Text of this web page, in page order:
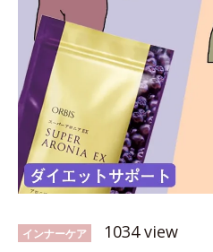
インナーケア 1034 view